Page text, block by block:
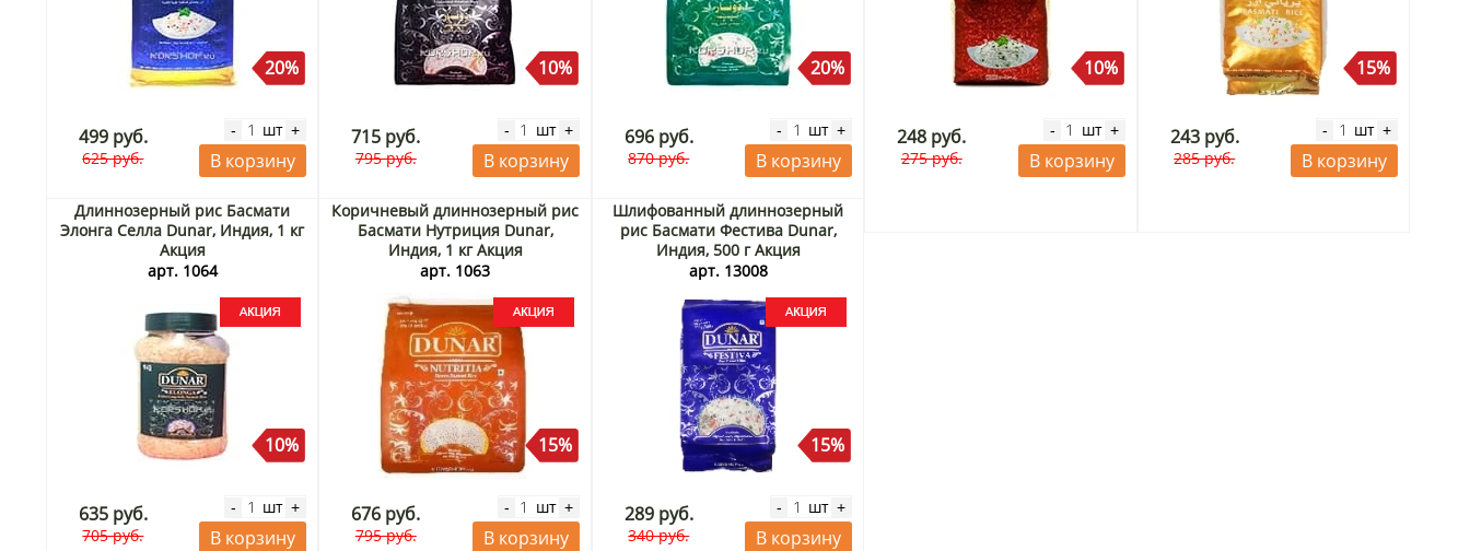
20%
499 руб.
625 руб.
- шт +
В корзину
10%
715 руб.
795 руб.
- шт +
В корзину
20%
696 руб.
870 руб.
- шт +
В корзину
10%
248 руб.
275 руб.
- шт +
В корзину
15%
243 руб.
285 руб.
- шт +
В корзину
Длиннозерный рис Басмати
Элонга Селла Dunar, Индия, 1 кг
Акция
арт. 1064
10%
635 руб.
705 руб.
- шт +
В корзину
Коричневый длиннозерный рис
Басмати Нутриция Dunar,
Индия, 1 кг Акция
арт. 1063
15%
676 руб.
795 руб.
- шт +
В корзину
Шлифованный длиннозерный
рис Басмати Фестива Dunar,
Индия, 500 г Акция
арт. 13008
15%
289 руб.
340 руб.
- шт +
В корзину